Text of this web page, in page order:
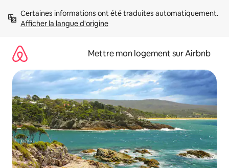
directement
Afficher la langue d'origine
Mettre mon logement sur Airbnb